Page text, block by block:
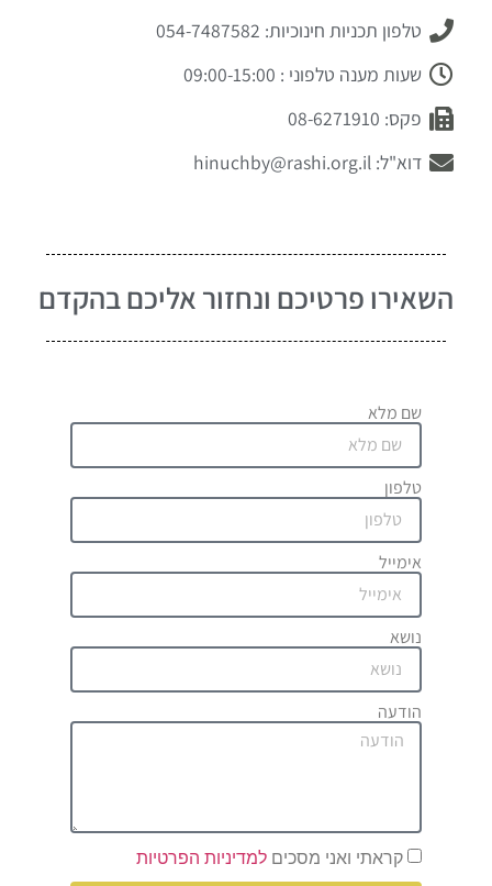
טלפון תכניות חינוכיות: 054-7487582
שעות מענה טלפוני : 09:00-15:00
פקס: 08-6271910
דוא"ל: hinuchby@rashi.org.il
השאירו פרטיכם ונחזור אליכם בהקדם
שם מלא
טלפון
אימייל
נושא
הודעה
קראתי ואני מסכים למדיניות הפרטיות